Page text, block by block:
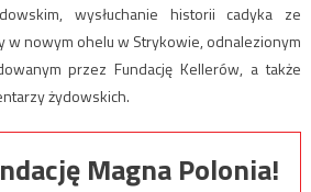
wysłuchanie historii cadyka ze
w nowym ohelu w Strykowie, odnalezionym
przez Fundację Kellerów, a także
żydowskich.
Magna Polonia!